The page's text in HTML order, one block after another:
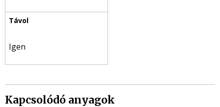
Igen
Kapcsolódó anyagok